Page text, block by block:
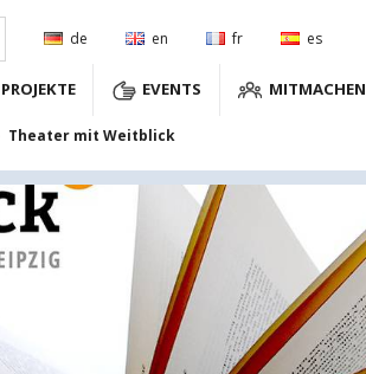
de en fr es
PROJEKTE EVENTS MITMACHEN
Theater mit Weitblick